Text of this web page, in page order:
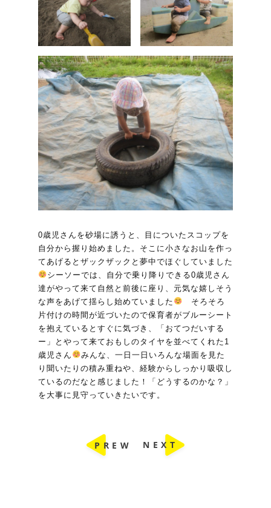
0歳児さんを砂場に誘うと、目についたスコップを
自分から握り始めました。そこに小さなお山を作っ
てあげるとザックザックと夢中でほぐしていました
シーソーでは、自分で乗り降りできる0歳児さん
達がやって来て自然と前後に座り、元気な嬉しそう
な声をあげて揺らし始めていました
そろそろ
片付けの時間が近づいたので保育者がブルーシート
を抱えているとすぐに気づき、「おてつだいする
ー」とやって来ておもしのタイヤを並べてくれた1
歳児さん
みんな、一日一日いろんな場面を見た
り聞いたりの積み重ねや、経験からしっかり吸収し
ているのだなと感じました！「どうするのかな？」
を大事に見守っていきたいです。